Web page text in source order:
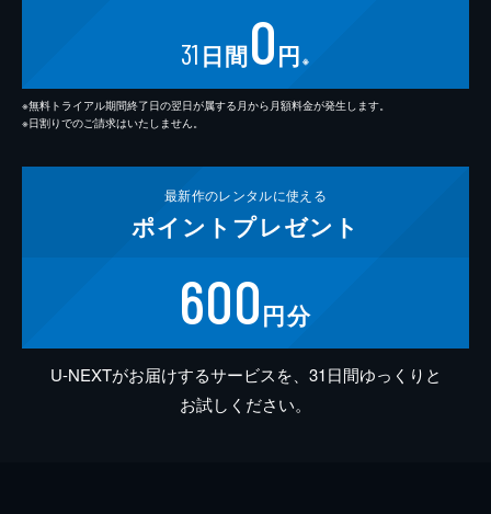
31 日間0円 ※
※無料トライアル期間終了日の翌日が属する月から月額料金が発生します。
※日割りでのご請求はいたしません。
最新作のレンタルに使える
ポイント プレゼント
600円分
U-NEXTがお届けするサービスを、31日間ゆっくりと
お試しください。